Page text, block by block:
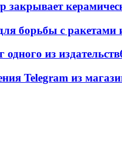
закрывает
борьбы с
из издательств
Telegram из